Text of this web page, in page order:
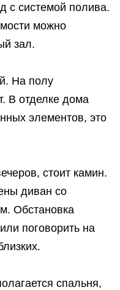
с системой полива.
можно
зал.
На полу
В отделке дома
элементов, это
стоит камин.
диван со
Обстановка
поговорить на
спальня,